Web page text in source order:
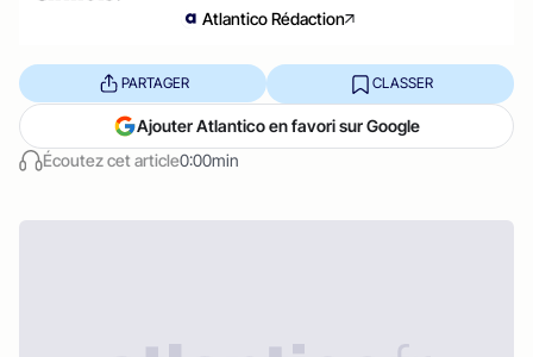
Atlantico Rédaction
Écoutez cet article0:00min
PARTAGER CLASSER
Ajouter Atlantico en favori sur Google